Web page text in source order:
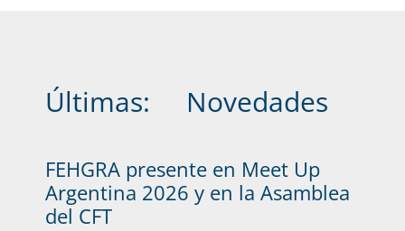
Últimas: Novedades
FEHGRA presente en Meet Up
Argentina 2026 y en la Asamblea
del CFT